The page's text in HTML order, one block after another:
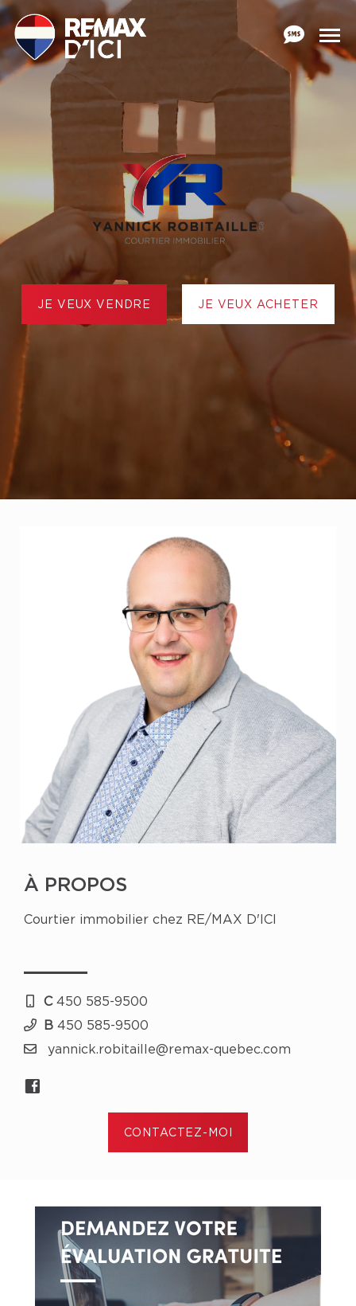
JE VEUX VENDRE JE VEUX ACHETER
À PROPOS
Courtier immobilier chez RE/MAX D'ICI
C 450 585-9500
B 450 585-9500
yannick.robitaille@remax-quebec.com
CONTACTEZ-MOI